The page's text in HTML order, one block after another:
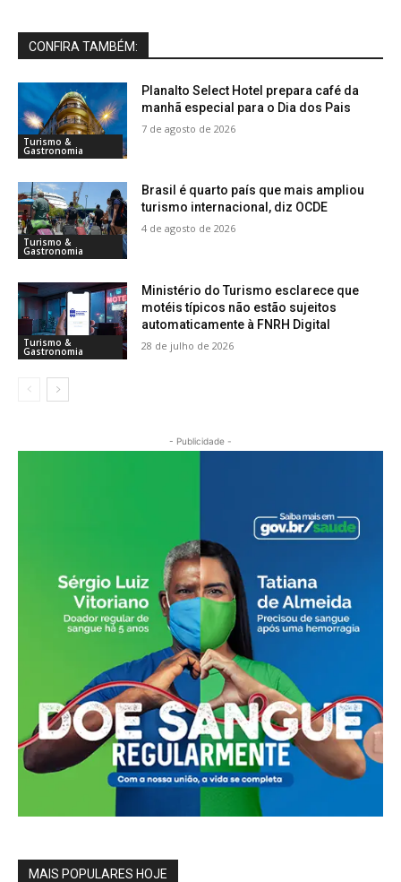
CONFIRA TAMBÉM:
Turismo &
Gastronomia
Planalto Select Hotel prepara café da
manhã especial para o Dia dos Pais
7 de agosto de 2026
Turismo &
Gastronomia
Brasil é quarto país que mais ampliou
turismo internacional, diz OCDE
4 de agosto de 2026
Turismo &
Gastronomia
Ministério do Turismo esclarece que
motéis típicos não estão sujeitos
automaticamente à FNRH Digital
28 de julho de 2026
- Publicidade -
MAIS POPULARES HOJE